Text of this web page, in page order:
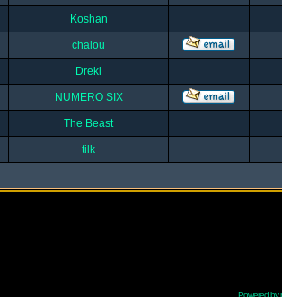
Koshan
chalou
Dreki
NUMERO SIX
The Beast
tilk
Powered by